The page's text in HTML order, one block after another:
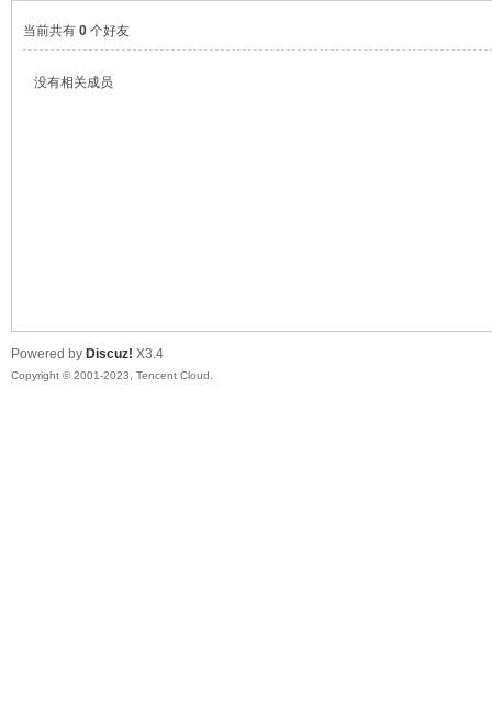
当前共有 0个好友
没有相关成员
Powered by Discuz! X3.4
Copyright © 2001-2023, Tencent Cloud.